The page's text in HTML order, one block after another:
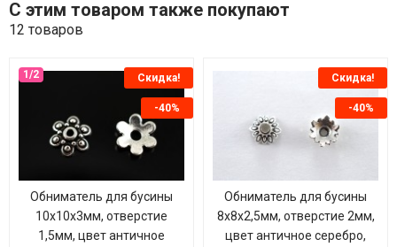
С этим товаром также покупают
12 товаров
Скидка!
-40%
Обниматель для бусины
10х10х3мм, отверстие
1,5мм, цвет античное
Скидка!
-40%
Обниматель для бусины
8х8х2,5мм, отверстие 2мм,
цвет античное серебро,